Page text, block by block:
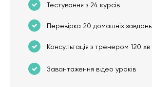
Тестування з 24 курсів
Перевірка 20 домашніх завдань
Консультація з тренером 120 хв
Завантаження відео уроків